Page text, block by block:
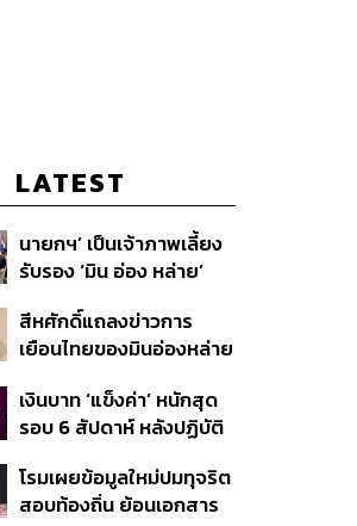
LATEST
นายกฯ’ เป็นเจ้าภาพเลี้ยง
รับรอง ‘มิน อ่อง หล่าย’
ร่วมงาน
สีหศักดิ์แถลงข่าวการ
เยือนไทยของมินอ่องหล่าย
สร้างสรรค์ ตรงไปตรงมา
ย้ำต้องการให้เมียนมากลับ
เงินบาท ‘แข็งค่า’ หนักสุด
รอบ 6 สัปดาห์ หลังปฏิบัติ
สหรัฐฯ-ญี่ปุ่น Standard
Chartered เปิดเป้าสิ้นปีนี้
โรมเผยข้อมูลใหม่ปมทุจริต
สอบท้องถิ่น ย้อนเอกสาร